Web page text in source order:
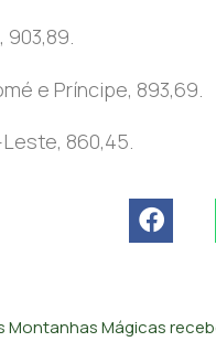
903,89.
e Príncipe, 893,69.
860,45.